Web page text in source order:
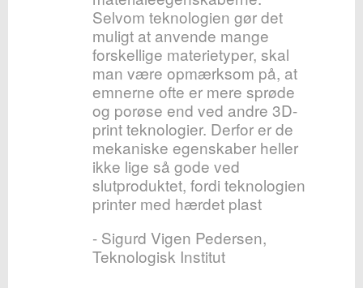
Selvom teknologien gør det
muligt at anvende mange
forskellige materietyper, skal
man være opmærksom på, at
emnerne ofte er mere sprøde
og porøse end ved andre 3D-
print teknologier. Derfor er de
mekaniske egenskaber heller
ikke lige så gode ved
slutproduktet, fordi teknologien
printer med hærdet plast
- Sigurd Vigen Pedersen,
Teknologisk Institut